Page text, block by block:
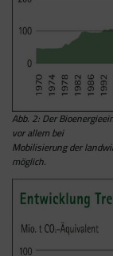
Abb. 2: Der
vor allem bei
Mobilisierung der
möglich.